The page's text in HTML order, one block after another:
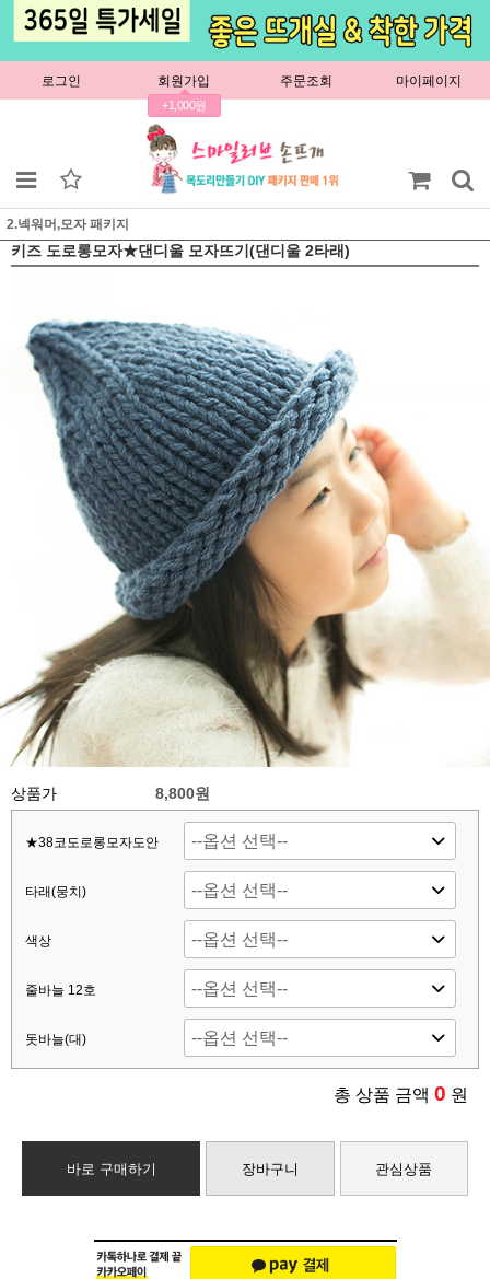
로그인 회원가입
+1,000원
주문조회 마이페이지
2.넥워머,모자 패키지
키즈 도로롱모자★댄디울 모자뜨기(댄디울 2타래)
상품가 8,800원
★38코도로롱모자도안
타래(뭉치)
색상
줄바늘 12호
돗바늘(대)
총 상품 금액 0 원
바로 구매하기 장바구니 관심상품